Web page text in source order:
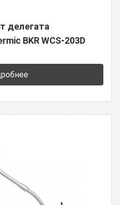
делегата
BKR WCS-203D